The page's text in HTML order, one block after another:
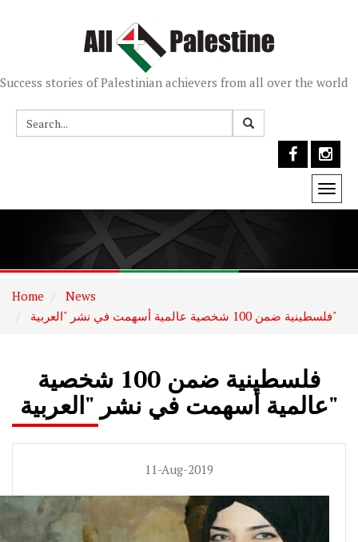
Success stories of Palestinian achievers from all over the world
Home
News
فلسطينية ضمن 100 شخصية عالمية أسهمت في نشر "العربية"
فلسطينية ضمن 100 شخصية
عالمية أسهمت في نشر "العربية"
11-Aug-2019